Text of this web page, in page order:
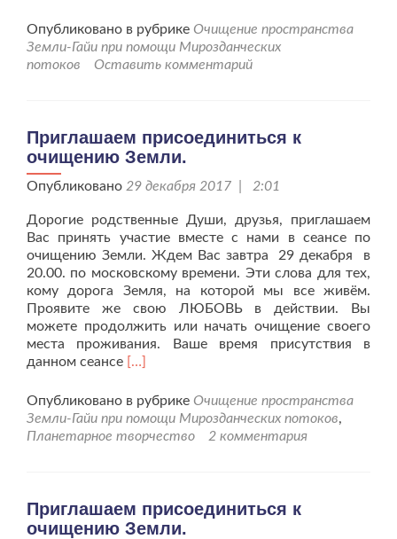
проПриглашаем
присоединиться
к
Опубликовано в рубрике Очищение пространства
Земли-Гайи при помощи Мирозданческих
потоков
Оставить комментарий
Приглашаем присоединиться к
очищению Земли.
Опубликовано 29 декабря 2017 | 2:01
Дорогие родственные Души, друзья, приглашаем
Вас принять участие вместе с нами в сеансе по
очищению Земли. Ждем Вас завтра 29 декабря в
20.00. по московскому времени. Эти слова для тех,
кому дорога Земля, на которой мы все живём.
Проявите же свою ЛЮБОВЬ в действии. Вы
можете продолжить или начать очищение своего
места проживания. Ваше время присутствия в
данном сеансе Читать
проПриглашаем
присоединиться
к
[…]
Опубликовано в рубрике Очищение пространства
Земли-Гайи при помощи Мирозданческих потоков,
Планетарное творчество
2 комментария
Приглашаем присоединиться к
очищению Земли.